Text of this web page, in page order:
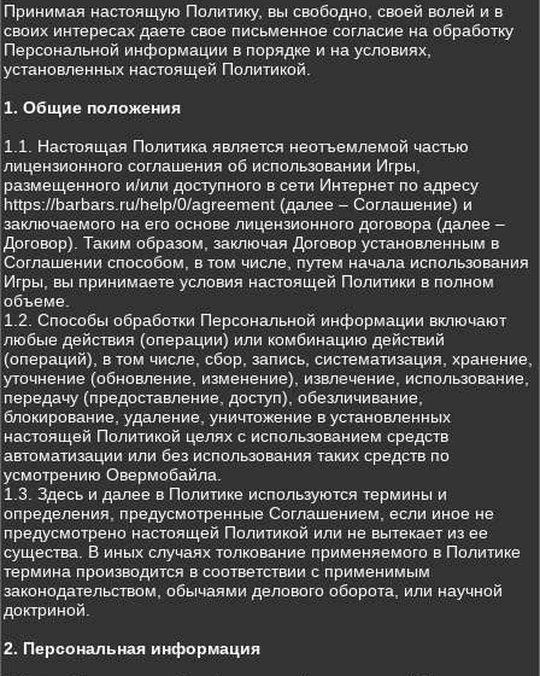
Принимая настоящую Политику, вы свободно, своей волей и в
своих интересах даете свое письменное согласие на обработку
Персональной информации в порядке и на условиях,
установленных настоящей Политикой.
1. Общие положения
1.1. Настоящая Политика является неотъемлемой частью
лицензионного соглашения об использовании Игры,
размещенного и/или доступного в сети Интернет по адресу
https://barbars.ru/help/0/agreement (далее – Соглашение) и
заключаемого на его основе лицензионного договора (далее –
Договор). Таким образом, заключая Договор установленным в
Соглашении способом, в том числе, путем начала использования
Игры, вы принимаете условия настоящей Политики в полном
объеме.
1.2. Способы обработки Персональной информации включают
любые действия (операции) или комбинацию действий
(операций), в том числе, сбор, запись, систематизация, хранение,
уточнение (обновление, изменение), извлечение, использование,
передачу (предоставление, доступ), обезличивание,
блокирование, удаление, уничтожение в установленных
настоящей Политикой целях с использованием средств
автоматизации или без использования таких средств по
усмотрению Овермобайла.
1.3. Здесь и далее в Политике используются термины и
определения, предусмотренные Соглашением, если иное не
предусмотрено настоящей Политикой или не вытекает из ее
существа. В иных случаях толкование применяемого в Политике
термина производится в соответствии с применимым
законодательством, обычаями делового оборота, или научной
доктриной.
2. Персональная информация